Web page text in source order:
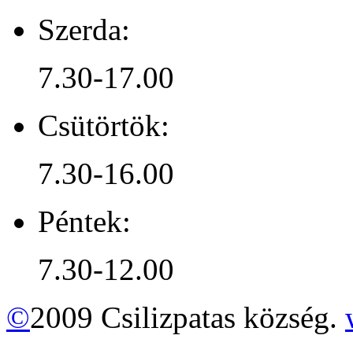
Szerda:
7.30-17.00
Csütörtök:
7.30-16.00
Péntek:
7.30-12.00
©2009 Csilizpatas község.